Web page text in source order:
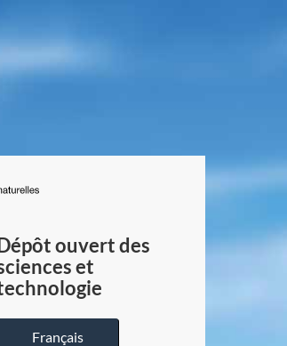
du
Canada
ouvert des
et
Français